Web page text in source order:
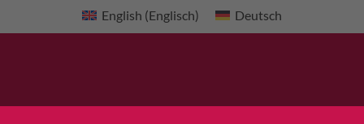
English (Englisch) Deutsch